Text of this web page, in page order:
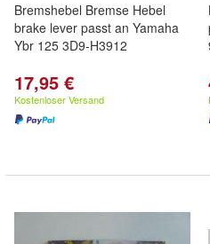
Bremshebel Bremse Hebel
brake lever passt an Yamaha
Ybr 125 3D9-H3912
17,95 €
Kostenloser Versand